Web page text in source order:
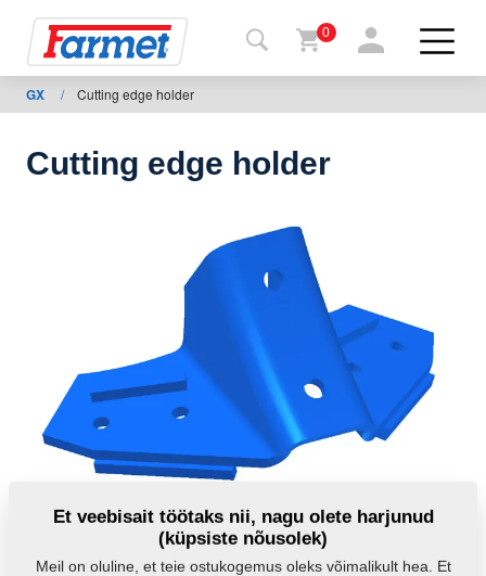
Farmeti
Allalaadimiseks
0
GX / Cutting edge holder
Cutting edge holder
Et veebisait töötaks nii, nagu olete harjunud
(küpsiste nõusolek)
Meil on oluline, et teie ostukogemus oleks võimalikult hea. Et